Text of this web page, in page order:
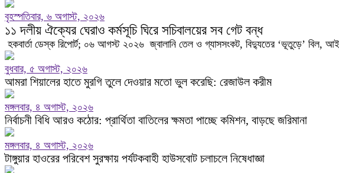
বৃহস্পতিবার, ৬ অগাস্ট, ২০২৬
‎১১ দলীয় ঐক্যের ঘেরাও কর্মসূচি ঘিরে সচিবালয়ের সব গেট বন্ধ
‎হকবার্তা ডেস্ক রিপোর্ট; ‎০৬ আগস্ট ২০২৬ ‎ ‎জ্বালানি তেল ও গ্যাসসংকট, বিদ্যুতের ‘ভূতুড়ে’ বিল,
বুধবার, ৫ অগাস্ট, ২০২৬
‎আমরা শিয়ালের হাতে মুরগি তুলে দেওয়ার মতো ভুল করেছি: রেজাউল করীম
মঙ্গলবার, ৪ অগাস্ট, ২০২৬
নির্বাচনী বিধি আরও কঠোর: প্রার্থিতা বাতিলের ক্ষমতা পাচ্ছে কমিশন, বাড়ছে জরিমানা
মঙ্গলবার, ৪ অগাস্ট, ২০২৬
টাঙ্গুয়ার হাওরের পরিবেশ সুরক্ষায় পর্যটকবাহী হাউসবোট চলাচলে নিষেধাজ্ঞা